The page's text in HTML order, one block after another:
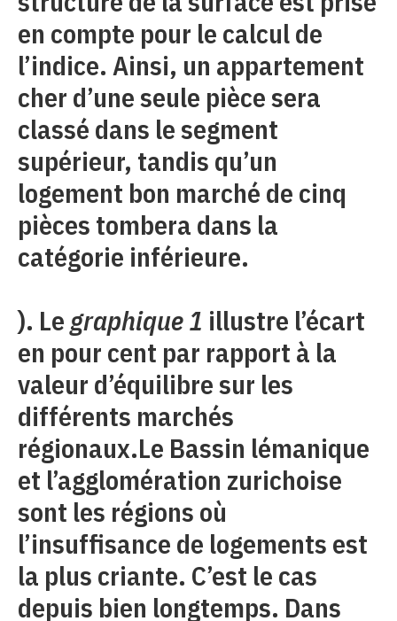
en compte pour le calcul de
l’indice. Ainsi, un appartement
cher d’une seule pièce sera
classé dans le segment
supérieur, tandis qu’un
logement bon marché de cinq
pièces tombera dans la
catégorie inférieure.
). Le graphique 1 illustre l’écart
en pour cent par rapport à la
valeur d’équilibre sur les
différents marchés
régionaux.Le Bassin lémanique
et l’agglomération zurichoise
sont les régions où
l’insuffisance de logements est
la plus criante. C’est le cas
depuis bien longtemps. Dans